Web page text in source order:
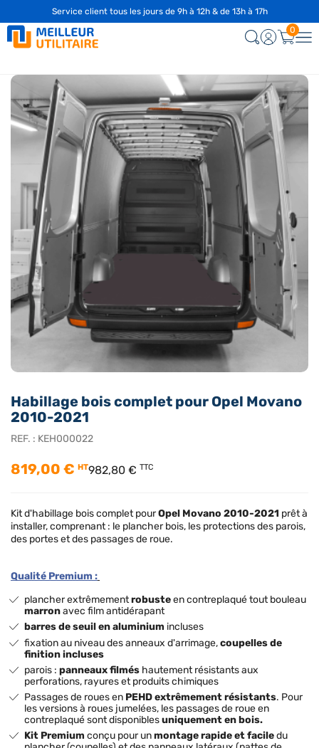
Habillage bois complet pour Opel Movano
2010-2021
REF. : KEH000022
819,00 € HT982,80 € TTC
Kit d'habillage bois complet pourOpel Movano 2010-2021 prêt à
installer, comprenant : le plancher bois, les protections des parois,
des portes et des passages de roue.
Qualité Premium :
plancher extrêmementrobusteen contreplaqué tout bouleau
marronavec film antidérapant
barres de seuil en aluminium incluses
fixation au niveau des anneaux d'arrimage,coupelles de
finition incluses
parois :panneaux filmés hautement résistants aux
perforations, rayures et produits chimiques
Passages de roues en PEHD extrêmement résistants. Pour
les versions à roues jumelées, les passages de roue en
contreplaqué sont disponiblesuniquement en bois.
Kit Premium conçu pour unmontage rapide et faciledu
Service client tous les jours de 9h à 12h & de 13h à 17h
☎️04 28 29 75 94
0